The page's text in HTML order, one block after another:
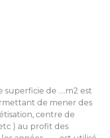
superficie de ….m2 est
de mener des
centre de
) au profit des